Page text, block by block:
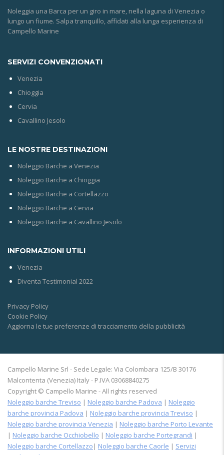
Noleggia una Barca per un giro in mare, nella laguna di Venezia o
lungo un fiume. Salpa tranquillo, affidati alla lunga esperienza di
Campello Marine
SERVIZI CONVENZIONATI
Venezia
Chioggia
Cervia
Cavallino Jesolo
LE NOSTRE DESTINAZIONI
Noleggio Barche a Venezia
Noleggio Barche a Chioggia
Noleggio Barche a Cortellazzo
Noleggio Barche a Cervia
Noleggio Barche a Cavallino Jesolo
INFORMAZIONI UTILI
Venezia
Diventa Testimonial 2022
Privacy Policy
Cookie Policy
Aggiorna le tue preferenze di tracciamento della pubblicità
Campello Marine Srl - Sede Legale: Via Colombara 125/B 30176
Malcontenta (Venezia) Italy - P.IVA 03068840275
Copyright © Campello Marine - All rights reserved
Noleggio barche Treviso | Noleggio barche Padova | Noleggio
barche provincia Padova | Noleggio barche provincia Treviso |
Noleggio barche provincia Venezia | Noleggio barche Porto Levante
| Noleggio barche Occhiobello | Noleggio barche Portegrandi |
Noleggio barche Cortellazzo | Noleggio barche Caorle | Servizi